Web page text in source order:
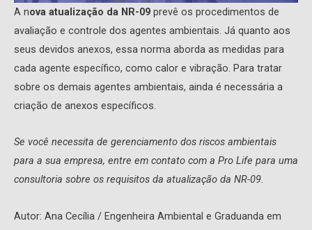
A nova atualização da NR-09 prevê os procedimentos de
avaliação e controle dos agentes ambientais. Já quanto aos
seus devidos anexos, essa norma aborda as medidas para
cada agente específico, como calor e vibração. Para tratar
sobre os demais agentes ambientais, ainda é necessária a
criação de anexos específicos.
Se você necessita de gerenciamento dos riscos ambientais
para a sua empresa, entre em contato com a Pro Life para uma
consultoria sobre os requisitos da atualização da NR-09.
Autor: Ana Cecília / Engenheira Ambiental e Graduanda em